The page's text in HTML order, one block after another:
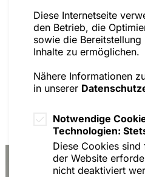
Diese Internetseite
den Betrieb, die
sowie die
Inhalte zu ermöglichen.
Nähere Informationen
in unserer
Notwendige
Technologien:
Diese Cookies
der Website
nicht deaktiviert
Präventivschutzes im
November 2024 – Az.:
805018. (gemeinsam
„Der Regierungsentwurf
(KapMuG)“, WM 2024,
Ben Steinbrück und
„Der Rang
2024, S. 717 ff.
„Prozessuale
Beschlussmängeln
mehr